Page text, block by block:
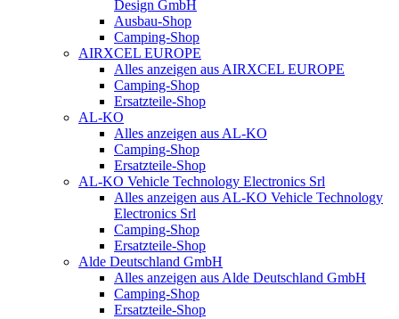
Design GmbH
Ausbau-Shop
Camping-Shop
AIRXCEL EUROPE
Alles anzeigen aus AIRXCEL EUROPE
Camping-Shop
Ersatzteile-Shop
AL-KO
Alles anzeigen aus AL-KO
Camping-Shop
Ersatzteile-Shop
AL-KO Vehicle Technology Electronics Srl
Alles anzeigen aus AL-KO Vehicle Technology
Electronics Srl
Camping-Shop
Ersatzteile-Shop
Alde Deutschland GmbH
Alles anzeigen aus Alde Deutschland GmbH
Camping-Shop
Ersatzteile-Shop